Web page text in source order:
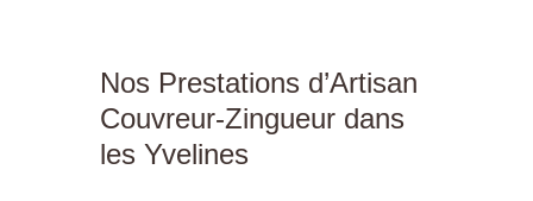
Nos Prestations d’Artisan
Couvreur-Zingueur dans
les Yvelines